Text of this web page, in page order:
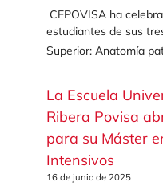
CEPOVISA ha
estudiantes de sus
Superior: Anatomía
La Escuela
Ribera Povisa
para su Máster
Intensivos
16 de junio de 2025